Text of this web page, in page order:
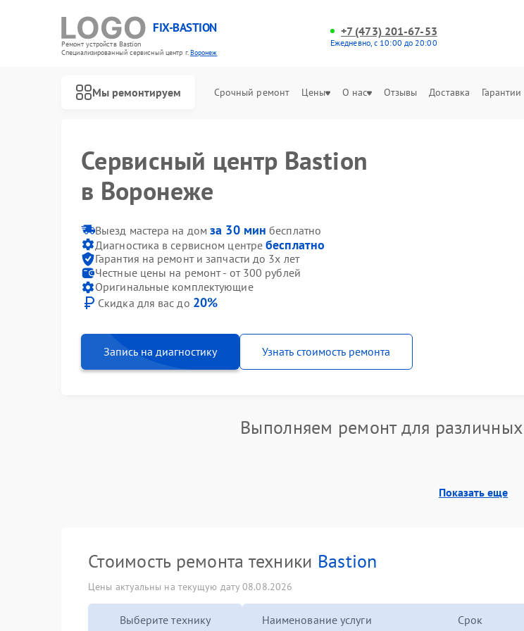
FIX-BASTION
Ремонт устройств Bastion
Специализированный cервисный центр г.Воронеж
+7 (473) 201-67-53
Ежедневно, с 10:00 до 20:00
Мы ремонтируем Срочный ремонт Цены О нас Отзывы Доставка Гарантии
Сервисный центр Bastion
в Воронеже
Выезд мастера на домза 30 мин бесплатно
Диагностика в сервисном центребесплатно
Гарантия на ремонт и запчасти до 3х лет
Честные цены на ремонт - от 300 рублей
Оригинальные комплектующие
Скидка для вас до 20%
Запись на диагностику Узнать стоимость ремонта
Выполняем ремонт для
Показать еще
Стоимость ремонта техники Bastion
Цены актуальны на текущую дату 08.08.2026
Выберите технику Наименование услуги Срок